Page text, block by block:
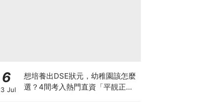
6
Jul
想培養出DSE狀元，幼稚園該怎麼
選？4間考入熱門直資「平靚正」